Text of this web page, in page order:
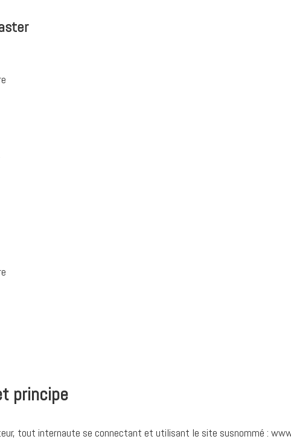
principe
tout internaute se connectant et utilisant le site susnommé :